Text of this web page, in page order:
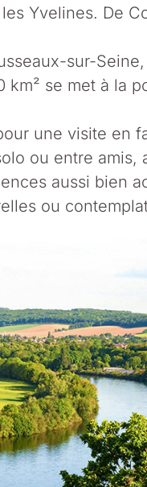
Yvelines. De
sur-
km² se met à la
une visite en
ou entre amis,
aussi bien
ou